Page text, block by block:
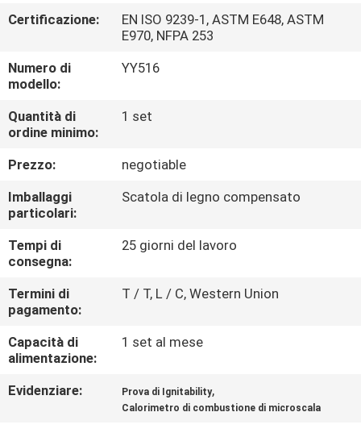
DELLA
FABBRICA
NOTIZIE
RICHIEDA
UNA
CITAZIONE
MAPPA
DEL
Certificazione:
EN ISO 9239-1, ASTM E648, ASTM
E970, NFPA 253
Numero di
modello:
YY516
Quantità di
ordine minimo:
1 set
Prezzo:
negotiable
Imballaggi
particolari:
Scatola di legno compensato
Tempi di
consegna:
25 giorni del lavoro
Termini di
pagamento:
T / T, L / C, Western Union
Capacità di
alimentazione:
1 set al mese
Evidenziare: Prova di Ignitability,
Calorimetro di combustione di microscala